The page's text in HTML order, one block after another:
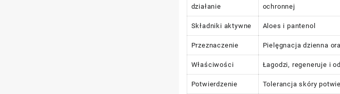
działanie
ochronnej
Składniki aktywne Aloes i pantenol
Przeznaczenie Pielęgnacja dzienna
Właściwości Łagodzi, regeneruje i
Potwierdzenie Tolerancja skóry